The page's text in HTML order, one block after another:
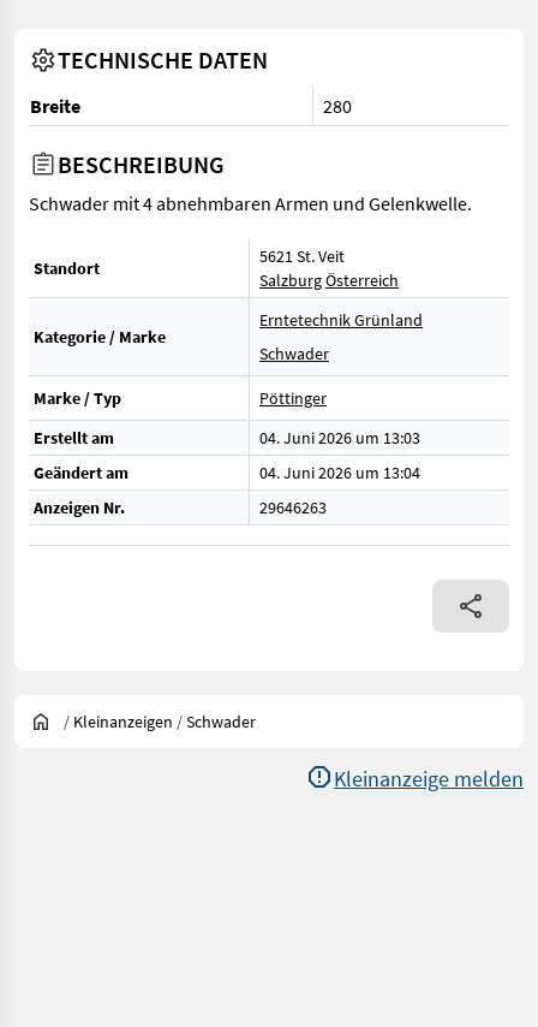
TECHNISCHE DATEN
Breite 280
BESCHREIBUNG
Schwader mit 4 abnehmbaren Armen und Gelenkwelle.
Standort
5621 St. Veit
SalzburgÖsterreich
Kategorie / Marke
Erntetechnik Grünland
Schwader
Marke / Typ
Pöttinger
Erstellt am
04. Juni 2026 um 13:03
Geändert am
04. Juni 2026 um 13:04
Anzeigen Nr.
29646263
/ Kleinanzeigen /Schwader
Kleinanzeige melden